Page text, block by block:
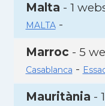
Malta - 1
MALTA-
Marroc - 5
Casablanca -
Mauritània -